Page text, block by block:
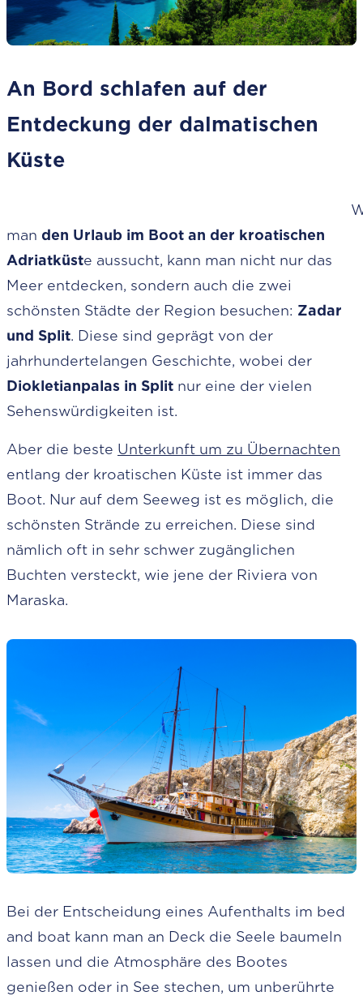
An Bord schlafen auf der
Entdeckung der dalmatischen
Küste
man den Urlaub im Boot an der kroatischen
Adriatküste aussucht, kann man nicht nur das
Meer entdecken, sondern auch die zwei
schönsten Städte der Region besuchen: Zadar
und Split. Diese sind geprägt von der
jahrhundertelangen Geschichte, wobei der
Diokletianpalas in Split nur eine der vielen
Sehenswürdigkeiten ist.
Aber die beste Unterkunft um zu Übernachten
entlang der kroatischen Küste ist immer das
Boot. Nur auf dem Seeweg ist es möglich, die
schönsten Strände zu erreichen. Diese sind
nämlich oft in sehr schwer zugänglichen
Buchten versteckt, wie jene der Riviera von
Maraska.
Bei der Entscheidung eines Aufenthalts im bed
and boat kann man an Deck die Seele baumeln
lassen und die Atmosphäre des Bootes
genießen oder in See stechen, um unberührte